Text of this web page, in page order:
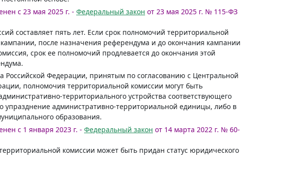
с 23 мая 2025 г. - Федеральный закон от 23 мая 2025 г. № 115-ФЗ
составляет пять лет. Если срок полномочий территориальной
после назначения референдума и до окончания кампании
срок ее полномочий продлевается до окончания этой
Российской Федерации, принятым по согласованию с Центральной
полномочия территориальной комиссии могут быть
территориального устройства соответствующего
упразднение административно-территориальной единицы, либо в
образования.
с 1 января 2023 г. - Федеральный закон от 14 марта 2022 г. № 60-
комиссии может быть придан статус юридического